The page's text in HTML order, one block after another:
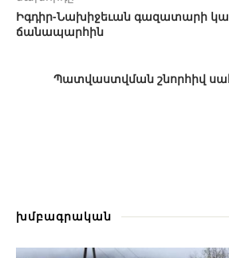
Իգդիր-Նախիջեւան գազատարի
ճանապարհին
Պատվաստվման շնորհիվ
խմբագրական